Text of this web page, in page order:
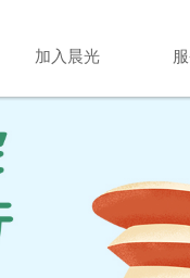
加入晨光